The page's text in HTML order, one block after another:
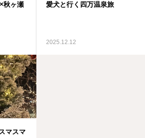
秋ヶ瀬
愛犬と行く四万温泉旅
2025.12.12
マスマ